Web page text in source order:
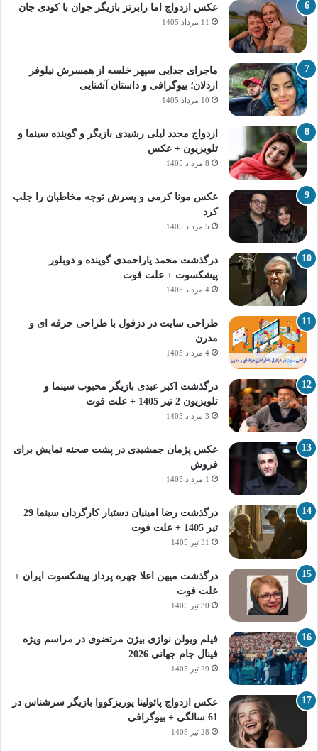
عکس ازدواج اما رابرتز بازیگر جوان با کودی جان
11 مرداد 1405
ماجرای جدایی سپهر خلسه از همسرش نیلوفر
اردلان؛ بیوگرافی و داستان آشنایی
10 مرداد 1405
ازدواج مجدد لیلی رشیدی بازیگر و گوینده سینما و
تلویزیون + عکس
8 مرداد 1405
عکس مونا کرمی و پسرش توجه مخاطبان را جلب
کرد
5 مرداد 1405
درگذشت محمد یاراحمدی گوینده و دوبلور
پیشکسوت + علت فوت
4 مرداد 1405
طراحی سایت در دزفول با طراحی حرفه‌ ای و
مدرن
4 مرداد 1405
درگذشت اکبر عبدی بازیگر محبوب سینما و
تلویزیون 2 تیر 1405 + علت فوت
3 مرداد 1405
عکس پژمان جمشیدی در پشت صحنه نمایش برای
فروش
1 مرداد 1405
درگذشت رضا امینیان دستیار کارگردان سینما 29
تیر 1405 + علت فوت
31 تیر 1405
درگذشت میهن اعلا چهره پرداز پیشکسوت ایران +
علت فوت
30 تیر 1405
فیلم ویولن نوازی بیژن مرتضوی در مراسم ویژه
فینال جام جهانی 2026
29 تیر 1405
عکس ازدواج پائولینا پوریزکووا بازیگر سرشناس در
61 سالگی + بیوگرافی
28 تیر 1405